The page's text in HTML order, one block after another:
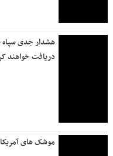
هشدار جدی سپاه
دریافت خواهند
موشک های